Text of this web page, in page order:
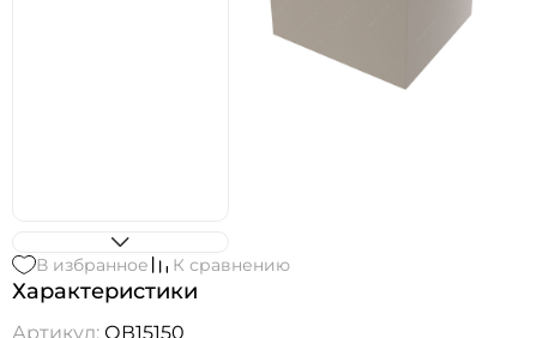
В избранное К сравнению
Характеристики
Артикул: ОВ15150